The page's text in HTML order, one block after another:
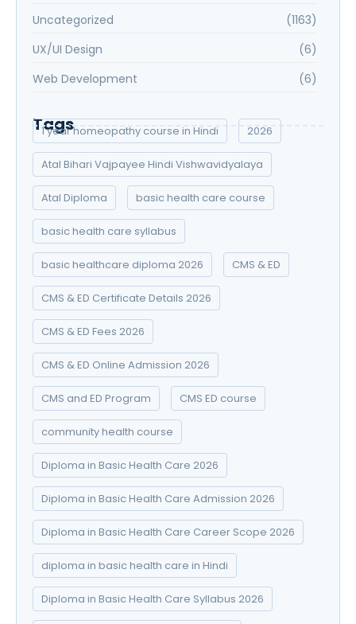
Uncategorized
(1163)
UX/UI Design
(6)
Web Development
(6)
Tags
1 year homeopathy course in Hindi 2026
Atal Bihari Vajpayee Hindi Vishwavidyalaya
Atal Diploma basic health care course
basic health care syllabus
basic healthcare diploma 2026 CMS & ED
CMS & ED Certificate Details 2026
CMS & ED Fees 2026
CMS & ED Online Admission 2026
CMS and ED Program CMS ED course
community health course
Diploma in Basic Health Care 2026
Diploma in Basic Health Care Admission 2026
Diploma in Basic Health Care Career Scope 2026
diploma in basic health care in Hindi
Diploma in Basic Health Care Syllabus 2026